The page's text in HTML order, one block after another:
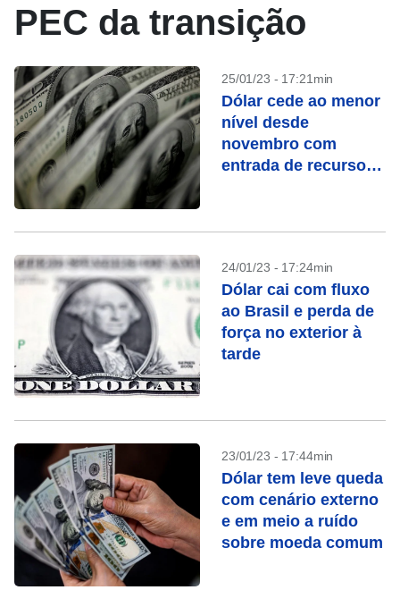
PEC da transição
25/01/23 - 17:21min
Dólar cede ao menor
nível desde
novembro com
entrada de recursos
24/01/23 - 17:24min
Dólar cai com fluxo
ao Brasil e perda de
força no exterior à
tarde
23/01/23 - 17:44min
Dólar tem leve queda
com cenário externo
e em meio a ruído
sobre moeda comum